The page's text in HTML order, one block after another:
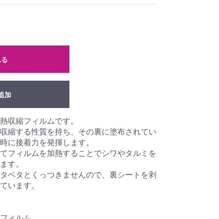
加
収縮フィルムです。
縮する性質を持ち、その裏に塗布されてい
に接着力を発揮します。
フィルムを加熱することでシワやタルミを
す。
ベタとくっつきませんので、裏シートを剥
います。